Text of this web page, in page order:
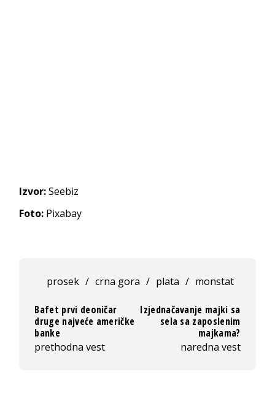
Izvor:Seebiz
Foto: Pixabay
prosek / crna gora / plata / monstat
Bafet prvi deoničar
druge najveće američke
banke
prethodna vest
Izjednačavanje majki sa
sela sa zaposlenim
majkama?
naredna vest